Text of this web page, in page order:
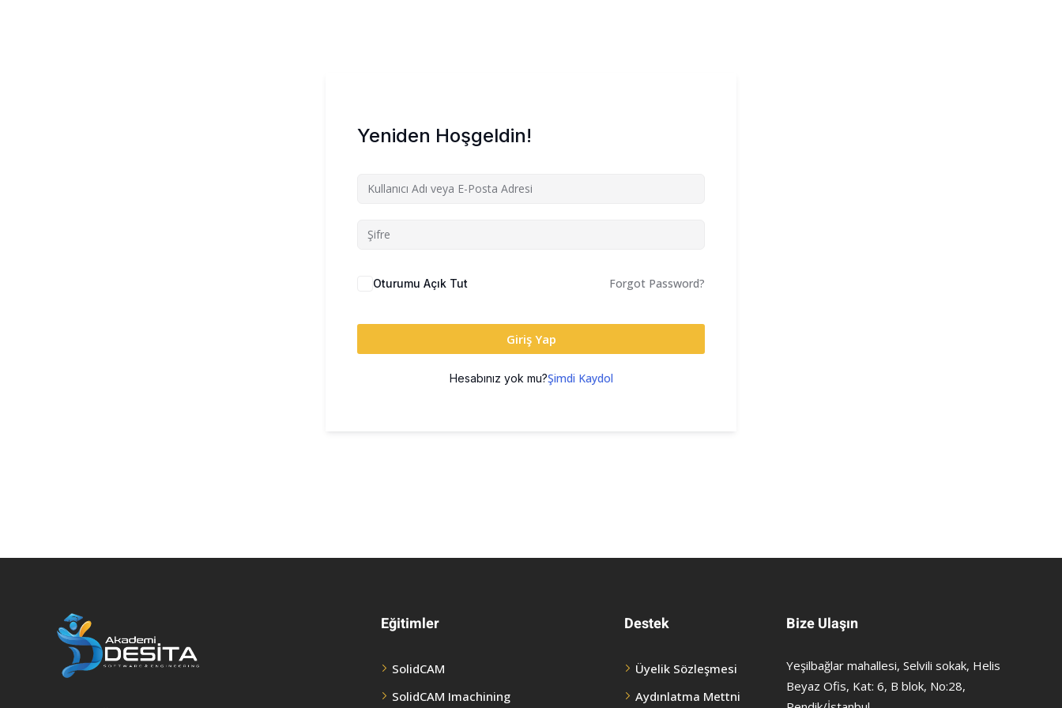
Yeniden Hoşgeldin!
Oturumu Açık Tut Forgot Password?
Giriş Yap
Hesabınız yok mu?Şimdi Kaydol
Eğitimler
SolidCAM
SolidCAM Imachining
Destek
Üyelik Sözleşmesi
Aydınlatma Mettni
Bize Ulaşın
Yeşilbağlar mahallesi, Selvili sokak, Helis
Beyaz Ofis, Kat: 6, B blok, No:28,